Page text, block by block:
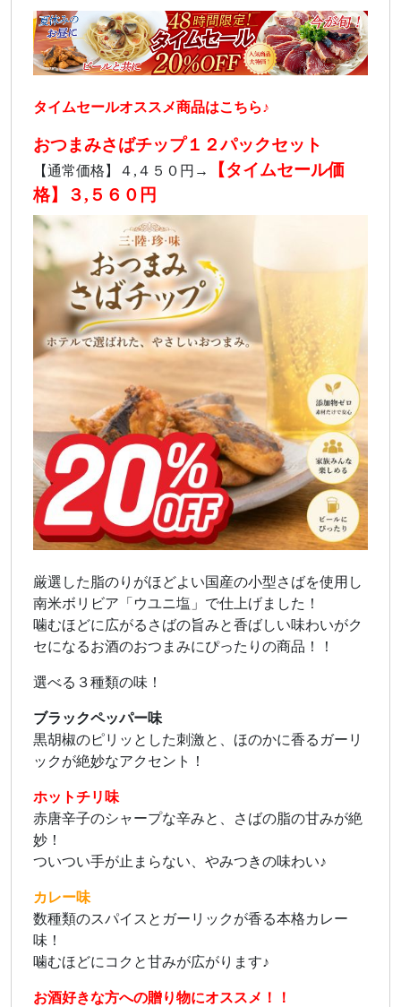
タイムセールオススメ商品はこちら♪
おつまみさばチップ１２パックセット
【通常価格】４,４５０円→
【タイムセール価
格】３,５６０円
厳選した脂のりがほどよい国産の小型さばを使用し
南米ボリビア「ウユニ塩」で仕上げました！
噛むほどに広がるさばの旨みと香ばしい味わいがク
セになるお酒のおつまみにぴったりの商品！！
選べる３種類の味！
ブラックペッパー味
黒胡椒のピリッとした刺激と、ほのかに香るガーリ
ックが絶妙なアクセント！
ホットチリ味
赤唐辛子のシャープな辛みと、さばの脂の甘みが絶
妙！
ついつい手が止まらない、やみつきの味わい♪
カレー味
数種類のスパイスとガーリックが香る本格カレー
味！
噛むほどにコクと甘みが広がります♪
お酒好きな方への贈り物にオススメ！！​​​​​